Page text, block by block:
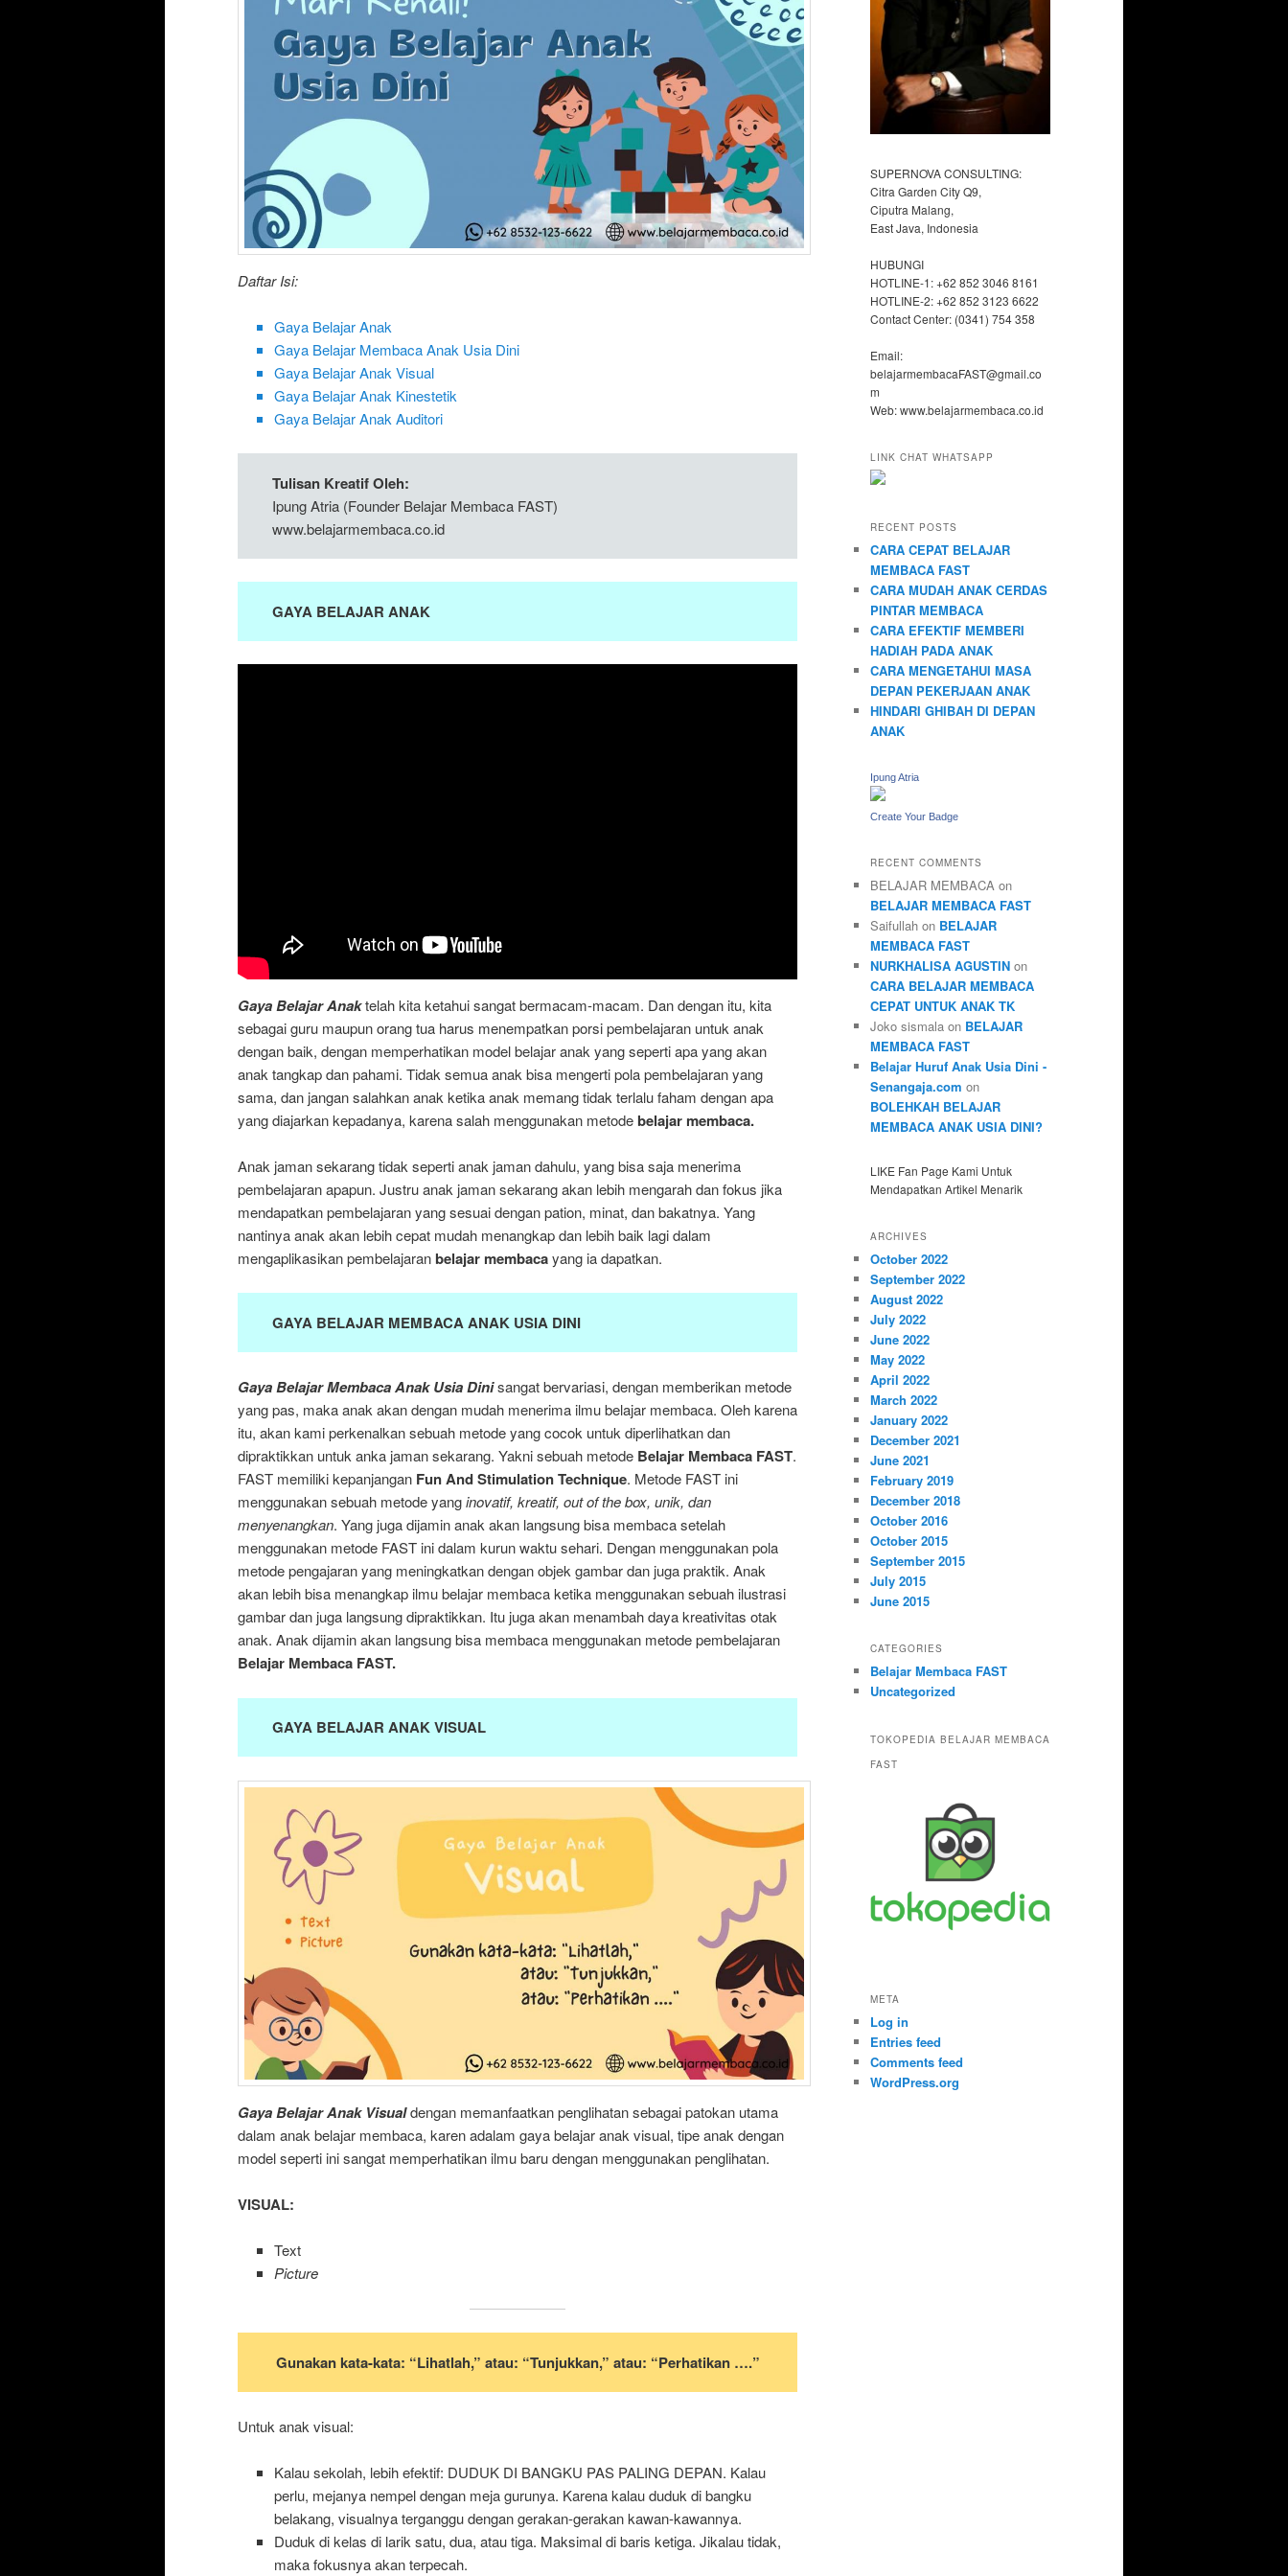
Daftar Isi:
Gaya Belajar Anak
Gaya Belajar Membaca Anak Usia Dini
Gaya Belajar Anak Visual
Gaya Belajar Anak Kinestetik
Gaya Belajar Anak Auditori
Tulisan Kreatif Oleh:
Ipung Atria (Founder Belajar Membaca FAST)
www.belajarmembaca.co.id
GAYA BELAJAR ANAK
Gaya Belajar Anaktelah kita ketahui sangat bermacam-macam. Dan dengan itu, kita
sebagai guru maupun orang tua harus menempatkan porsi pembelajaran untuk anak
dengan baik, dengan memperhatikan model belajar anak yang seperti apa yang akan
anak tangkap dan pahami. Tidak semua anak bisa mengerti pola pembelajaran yang
sama, dan jangan salahkan anak ketika anak memang tidak terlalu faham dengan apa
yang diajarkan kepadanya, karena salah menggunakan metodebelajar membaca.
Anak jaman sekarang tidak seperti anak jaman dahulu, yang bisa saja menerima
pembelajaran apapun. Justru anak jaman sekarang akan lebih mengarah dan fokus jika
mendapatkan pembelajaran yang sesuai dengan pation, minat, dan bakatnya. Yang
nantinya anak akan lebih cepat mudah menangkap dan lebih baik lagi dalam
mengaplikasikan pembelajaranbelajar membacayang ia dapatkan.
GAYA BELAJAR MEMBACA ANAK USIA DINI
Gaya Belajar Membaca Anak Usia Dinisangat bervariasi, dengan memberikan metode
yang pas, maka anak akan dengan mudah menerima ilmu belajar membaca. Oleh karena
itu, akan kami perkenalkan sebuah metode yang cocok untuk diperlihatkan dan
dipraktikkan untuk anka jaman sekarang. Yakni sebuah metode Belajar Membaca FAST.
FAST memiliki kepanjangan Fun And Stimulation Technique. Metode FAST ini
menggunakan sebuah metode yanginovatif, kreatif, out of the box, unik, dan
menyenangkan. Yang juga dijamin anak akan langsung bisa membaca setelah
menggunakan metode FAST ini dalam kurun waktu sehari. Dengan menggunakan pola
metode pengajaran yang meningkatkan dengan objek gambar dan juga praktik. Anak
akan lebih bisa menangkap ilmu belajar membaca ketika menggunakan sebuah ilustrasi
gambar dan juga langsung dipraktikkan. Itu juga akan menambah daya kreativitas otak
anak. Anak dijamin akan langsung bisa membaca menggunakan metode pembelajaran
Belajar Membaca FAST.
GAYA BELAJAR ANAK VISUAL
Gaya Belajar Anak Visualdengan memanfaatkan penglihatan sebagai patokan utama
dalam anak belajar membaca, karen adalam gaya belajar anak visual, tipe anak dengan
model seperti ini sangat memperhatikan ilmu baru dengan menggunakan penglihatan.
VISUAL:
Text
Picture
Gunakan kata-kata: “Lihatlah,” atau: “Tunjukkan,” atau: “Perhatikan ….”
Untuk anak visual:
Kalau sekolah, lebih efektif: DUDUK DI BANGKU PAS PALING DEPAN. Kalau
perlu, mejanya nempel dengan meja gurunya. Karena kalau duduk di bangku
belakang, visualnya terganggu dengan gerakan-gerakan kawan-kawannya.
Duduk di kelas di larik satu, dua, atau tiga. Maksimal di baris ketiga. Jikalau tidak,
maka fokusnya akan terpecah.
SUPERNOVA CONSULTING:
Citra Garden City Q9,
Ciputra Malang,
East Java, Indonesia
HUBUNGI
HOTLINE-1: +62 852 3046 8161
HOTLINE-2: +62 852 3123 6622
Contact Center: (0341) 754 358
Email:
belajarmembacaFAST@gmail.co
m
Web: www.belajarmembaca.co.id
LINK CHAT WHATSAPP
RECENT POSTS
CARA CEPAT BELAJAR
MEMBACA FAST
CARA MUDAH ANAK CERDAS
PINTAR MEMBACA
CARA EFEKTIF MEMBERI
HADIAH PADA ANAK
CARA MENGETAHUI MASA
DEPAN PEKERJAAN ANAK
HINDARI GHIBAH DI DEPAN
ANAK
Ipung Atria
Create Your Badge
RECENT COMMENTS
BELAJAR MEMBACA on
BELAJAR MEMBACA FAST
Saifullah on BELAJAR
MEMBACA FAST
NURKHALISA AGUSTIN on
CARA BELAJAR MEMBACA
CEPAT UNTUK ANAK TK
Joko sismala on BELAJAR
MEMBACA FAST
Belajar Huruf Anak Usia Dini -
Senangaja.com on
BOLEHKAH BELAJAR
MEMBACA ANAK USIA DINI?
LIKE Fan Page Kami Untuk
Mendapatkan Artikel Menarik
ARCHIVES
October 2022
September 2022
August 2022
July 2022
June 2022
May 2022
April 2022
March 2022
January 2022
December 2021
June 2021
February 2019
December 2018
October 2016
October 2015
September 2015
July 2015
June 2015
CATEGORIES
Belajar Membaca FAST
Uncategorized
TOKOPEDIA BELAJAR MEMBACA
FAST
META
Log in
Entries feed
Comments feed
WordPress.org